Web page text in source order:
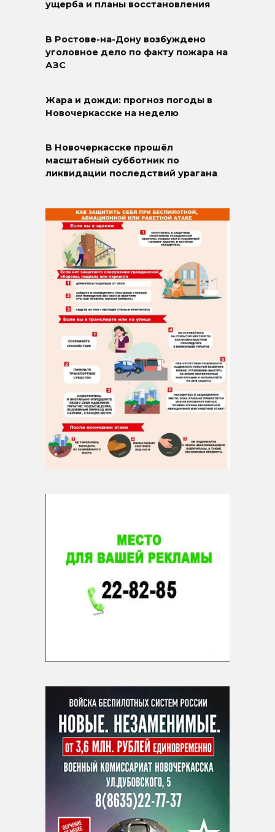
ущерба и планы восстановления
В Ростове-на-Дону возбуждено
уголовное дело по факту пожара на
АЗС
Жара и дожди: прогноз погоды в
Новочеркасске на неделю
В Новочеркасске прошёл
масштабный субботник по
ликвидации последствий урагана